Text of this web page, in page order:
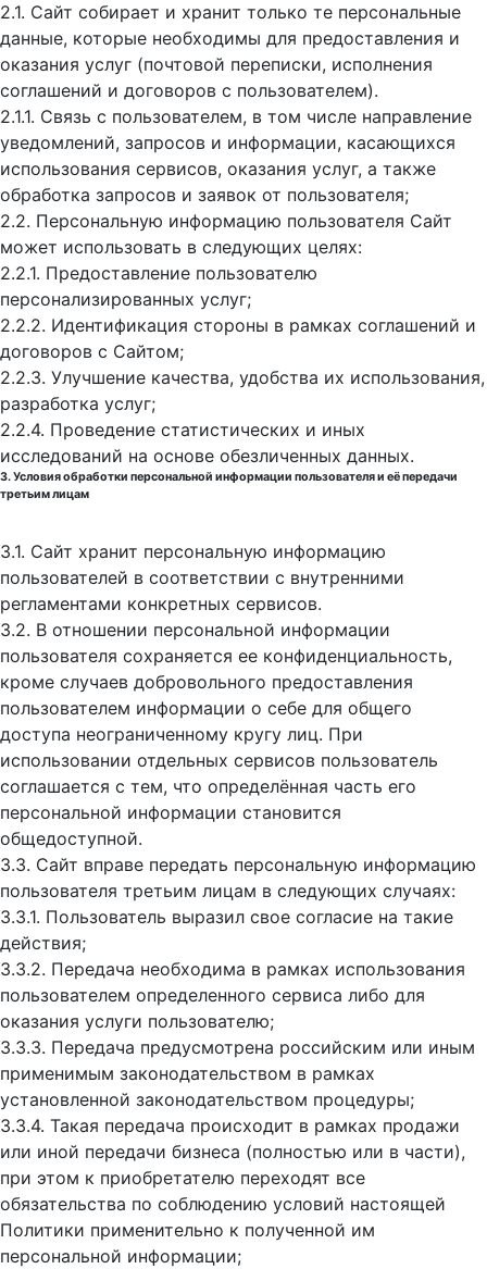
2.1. Сайт собирает и хранит только те персональные
данные, которые необходимы для предоставления и
оказания услуг (почтовой переписки, исполнения
соглашений и договоров с пользователем).
2.1.1. Связь с пользователем, в том числе направление
уведомлений, запросов и информации, касающихся
использования сервисов, оказания услуг, а также
обработка запросов и заявок от пользователя;
2.2. Персональную информацию пользователя Сайт
может использовать в следующих целях:
2.2.1. Предоставление пользователю
персонализированных услуг;
2.2.2. Идентификация стороны в рамках соглашений и
договоров с Сайтом;
2.2.3. Улучшение качества, удобства их использования,
разработка услуг;
2.2.4. Проведение статистических и иных
исследований на основе обезличенных данных.
3. Условия обработки персональной информации пользователя и её передачи
третьим лицам
3.1. Сайт хранит персональную информацию
пользователей в соответствии с внутренними
регламентами конкретных сервисов.
3.2. В отношении персональной информации
пользователя сохраняется ее конфиденциальность,
кроме случаев добровольного предоставления
пользователем информации о себе для общего
доступа неограниченному кругу лиц. При
использовании отдельных сервисов пользователь
соглашается с тем, что определённая часть его
персональной информации становится
общедоступной.
3.3. Сайт вправе передать персональную информацию
пользователя третьим лицам в следующих случаях:
3.3.1. Пользователь выразил свое согласие на такие
действия;
3.3.2. Передача необходима в рамках использования
пользователем определенного сервиса либо для
оказания услуги пользователю;
3.3.3. Передача предусмотрена российским или иным
применимым законодательством в рамках
установленной законодательством процедуры;
3.3.4. Такая передача происходит в рамках продажи
или иной передачи бизнеса (полностью или в части),
при этом к приобретателю переходят все
обязательства по соблюдению условий настоящей
Политики применительно к полученной им
персональной информации;